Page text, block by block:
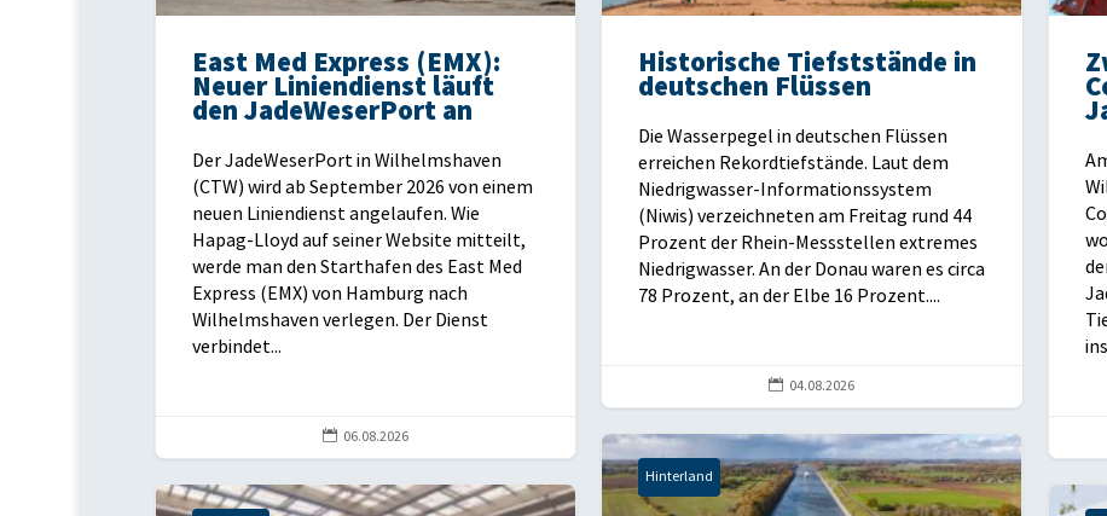
East Med Express (EMX):
Neuer Liniendienst läuft
den JadeWeserPort an
Der JadeWeserPort in Wilhelmshaven
(CTW) wird ab September 2026 von einem
neuen Liniendienst angelaufen. Wie
Hapag-Lloyd auf seiner Website mitteilt,
werde man den Starthafen des East Med
Express (EMX) von Hamburg nach
Wilhelmshaven verlegen. Der Dienst
verbindet...
 06.08.2026
Historische Tiefststände in
deutschen Flüssen
Die Wasserpegel in deutschen Flüssen
erreichen Rekordtiefstände. Laut dem
Niedrigwasser-Informationssystem
(Niwis) verzeichneten am Freitag rund 44
Prozent der Rhein-Messstellen extremes
Niedrigwasser. An der Donau waren es circa
78 Prozent, an der Elbe 16 Prozent....
 04.08.2026
Hinterland